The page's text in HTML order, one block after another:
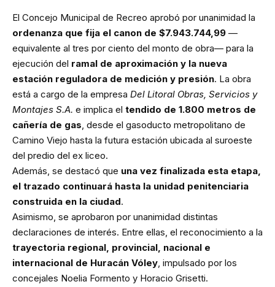
El Concejo Municipal de Recreo aprobó por unanimidad la
ordenanza que fija el canon de $7.943.744,99 —
equivalente al tres por ciento del monto de obra— para la
ejecución del ramal de aproximación y la nueva
estación reguladora de medición y presión. La obra
está a cargo de la empresa Del Litoral Obras, Servicios y
Montajes S.A. e implica el tendido de 1.800 metros de
cañería de gas, desde el gasoducto metropolitano de
Camino Viejo hasta la futura estación ubicada al suroeste
del predio del ex liceo.
Además, se destacó que una vez finalizada esta etapa,
el trazado continuará hasta la unidad penitenciaria
construida en la ciudad.
Asimismo, se aprobaron por unanimidad distintas
declaraciones de interés. Entre ellas, el reconocimiento a la
trayectoria regional, provincial, nacional e
internacional de Huracán Vóley, impulsado por los
concejales Noelia Formento y Horacio Grisetti.